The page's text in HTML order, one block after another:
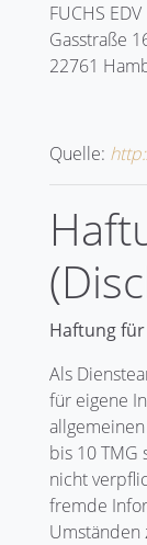
FUCHS EDV
Gasstraße
22761
Quelle:
Haftung
Als
für eigene
bis 10 TMG
nicht
fremde
Umständen